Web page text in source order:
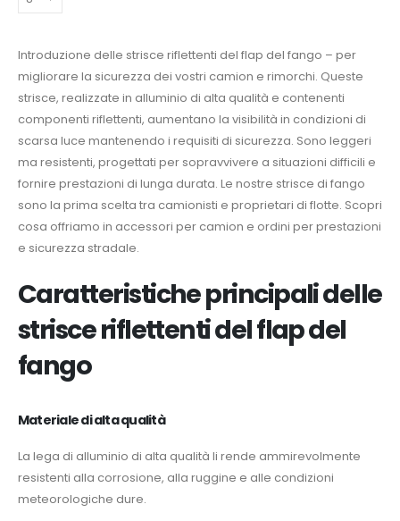
Introduzione delle strisce riflettenti del flap del fango – per
migliorare la sicurezza dei vostri camion e rimorchi. Queste
strisce, realizzate in alluminio di alta qualità e contenenti
componenti riflettenti, aumentano la visibilità in condizioni di
scarsa luce mantenendo i requisiti di sicurezza. Sono leggeri
ma resistenti, progettati per sopravvivere a situazioni difficili e
fornire prestazioni di lunga durata. Le nostre strisce di fango
sono la prima scelta tra camionisti e proprietari di flotte. Scopri
cosa offriamo in accessori per camion e ordini per prestazioni
e sicurezza stradale.
Caratteristiche principali delle
strisce riflettenti del flap del
fango
Materiale di alta qualità
La lega di alluminio di alta qualità li rende ammirevolmente
resistenti alla corrosione, alla ruggine e alle condizioni
meteorologiche dure.